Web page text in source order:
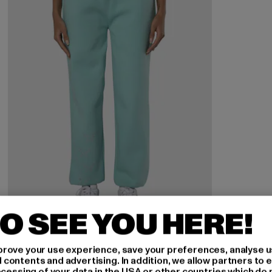
FELICIOUS
Regular
33,99 EUR
Derzeitiger Preis: 33,99 EUR
49,99 EURAktionspreis: 49,99 EUR
SEE YOU HERE!
your use experience, save your preferences, analyse
and advertising. In addition, we allow partners to